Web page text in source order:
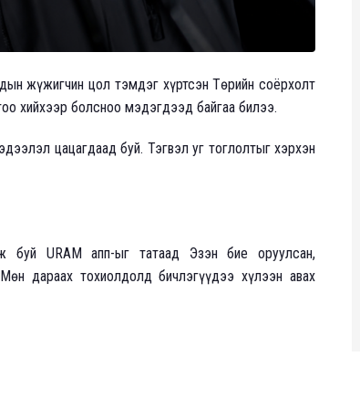
жүжигчин цол тэмдэг хүртсэн Төрийн соёрхолт
хийхээр болсноо мэдэгдээд байгаа билээ.
цацагдаад буй. Тэгвэл уг тоглолтыг хэрхэн
буй URAM апп-ыг татаад Эзэн бие оруулсан,
дараах тохиолдолд бичлэгүүдээ хүлээн авах